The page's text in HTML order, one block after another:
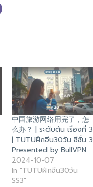
中国旅游网络用完了，怎
么办？ | ระดับต้น เรื่องที่ 3
| TUTUฝึกจีน30วัน ซีซั่น 3
Presented by BullVPN
2024-10-07
In "TUTUฝึกจีน30วัน
SS3"